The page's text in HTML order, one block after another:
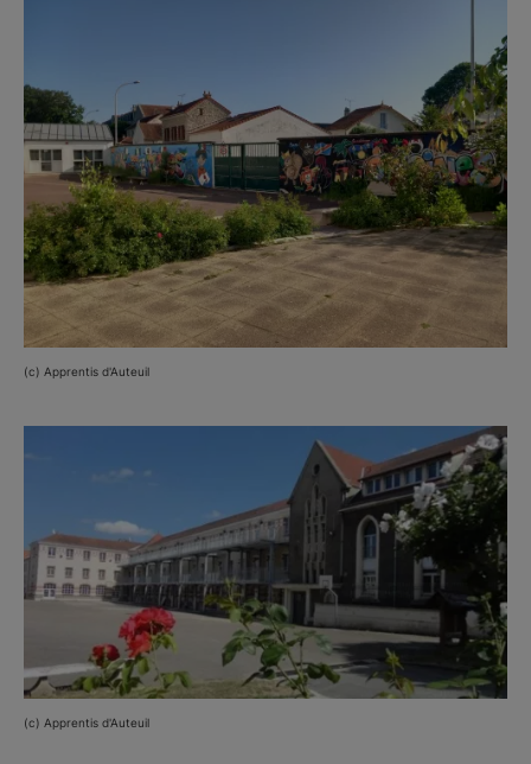
(c) Apprentis d'Auteuil
(c) Apprentis d'Auteuil